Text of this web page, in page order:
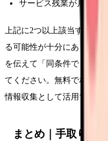
サービス残業が月10時
上記に2つ以上該当する場
る可能性が十分にあります
を伝えて「同条件でもっと
てください。無料で相談で
情報収集として活用できま
まとめ｜手取り20